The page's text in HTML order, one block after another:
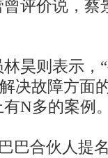
评价说，蔡
昊则表示，
决故障方面
N多的案例
巴合伙人提